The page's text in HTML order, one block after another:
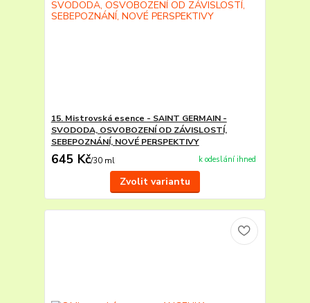
15. Mistrovská esence - SAINT GERMAIN -
SVODODA, OSVOBOZENÍ OD ZÁVISLOSTÍ,
SEBEPOZNÁNÍ, NOVÉ PERSPEKTIVY
645 Kč/30 ml k odeslání ihned
Zvolit variantu